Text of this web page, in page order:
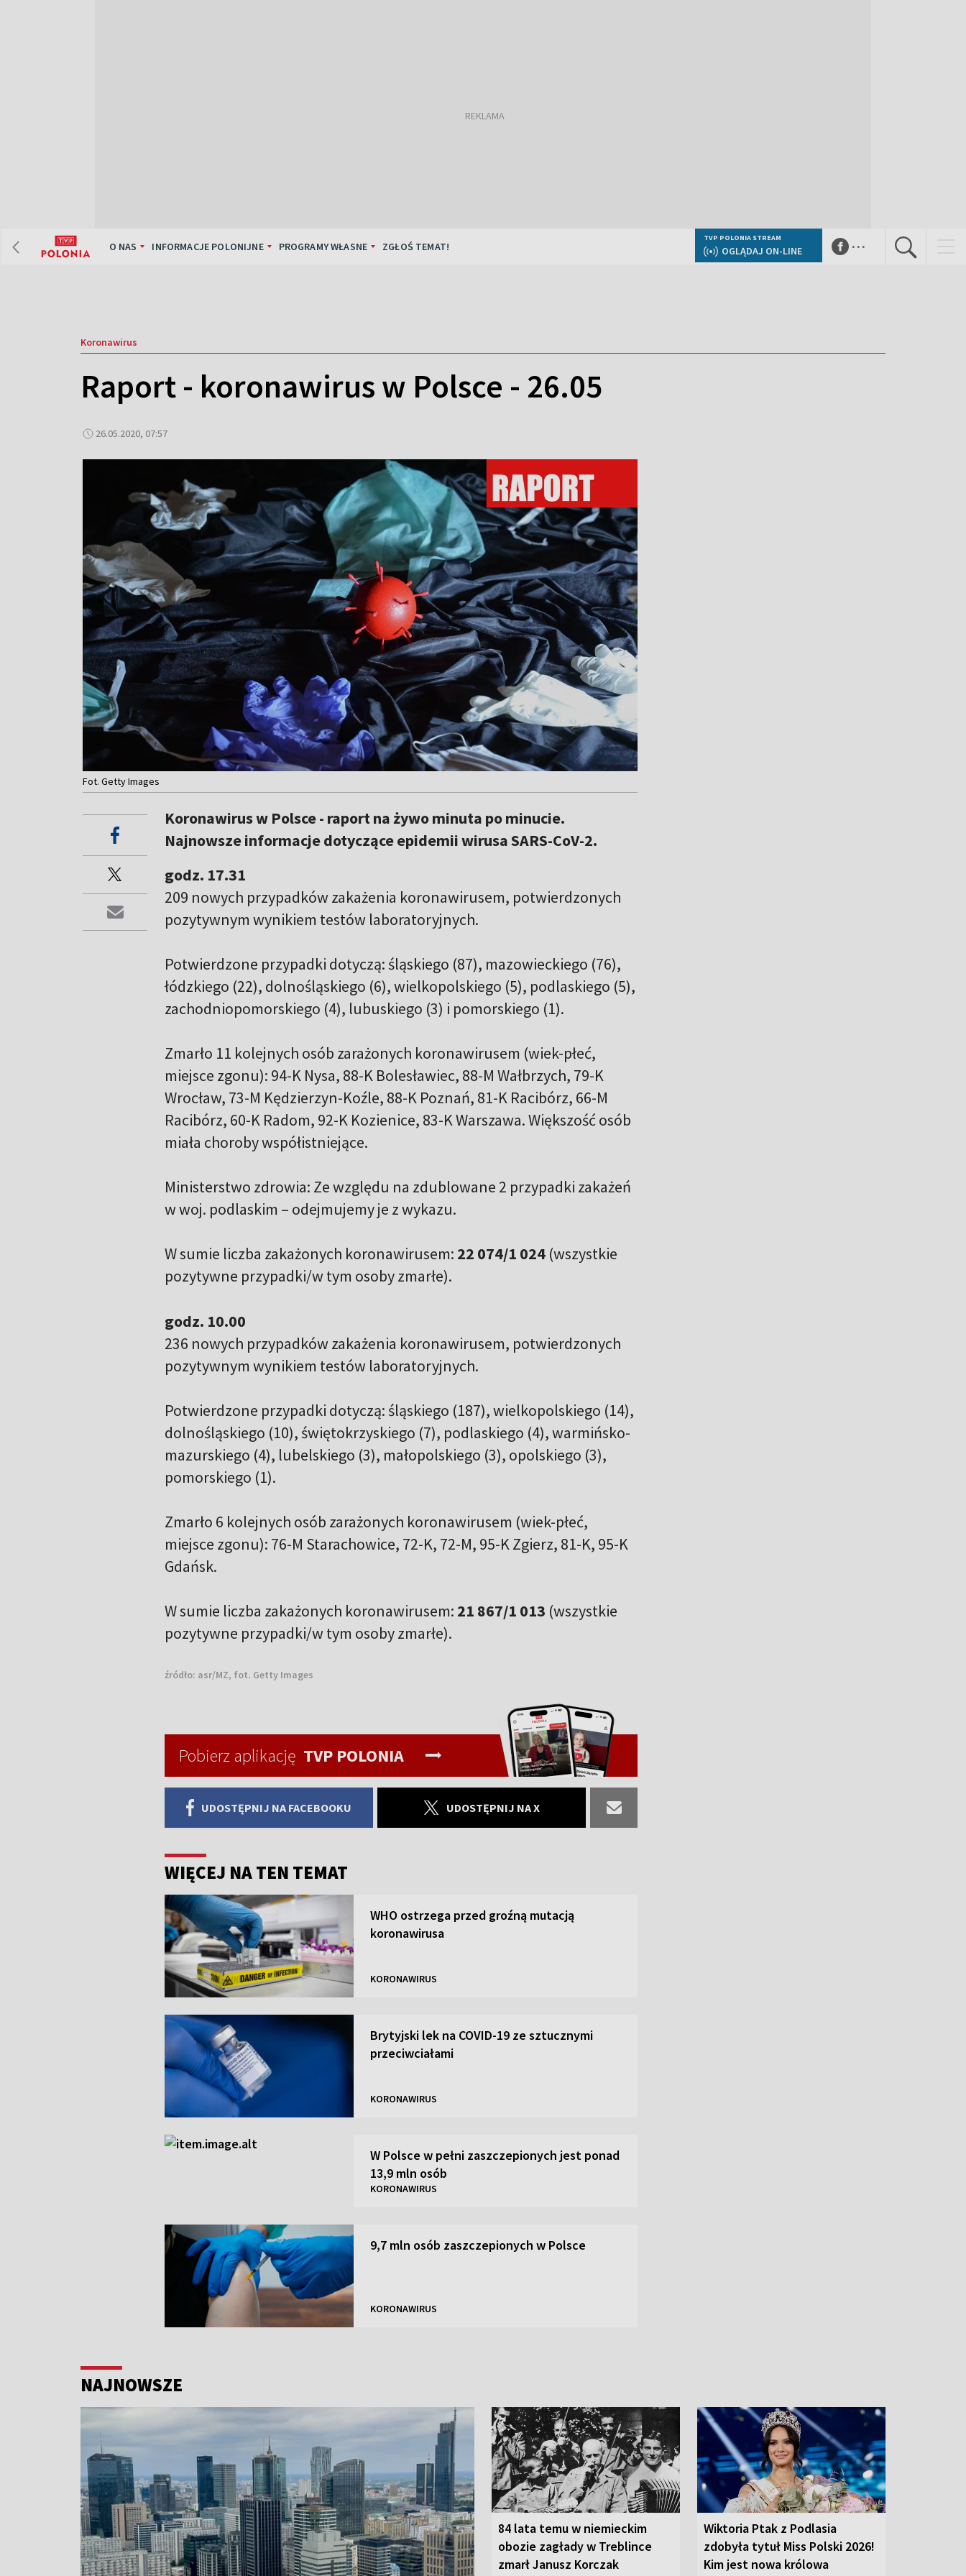
O NAS INFORMACJE POLONIJNE PROGRAMY WŁASNE ZGŁOŚ TEMAT!
TVP POLONIA STREAM
OGLĄDAJ ON-LINE ...
Koronawirus
Raport - koronawirus w Polsce - 26.05
26.05.2020, 07:57
Fot. Getty Images
Koronawirus w Polsce - raport na żywo minuta po minucie.
Najnowsze informacje dotyczące epidemii wirusa SARS-CoV-2.
godz. 17.31
209 nowych przypadków zakażenia koronawirusem, potwierdzonych
pozytywnym wynikiem testów laboratoryjnych.
Potwierdzone przypadki dotyczą: śląskiego (87), mazowieckiego (76),
łódzkiego (22), dolnośląskiego (6), wielkopolskiego (5), podlaskiego (5),
zachodniopomorskiego (4), lubuskiego (3) i pomorskiego (1).
Zmarło 11 kolejnych osób zarażonych koronawirusem (wiek-płeć,
miejsce zgonu): 94-K Nysa, 88-K Bolesławiec, 88-M Wałbrzych, 79-K
Wrocław, 73-M Kędzierzyn-Koźle, 88-K Poznań, 81-K Racibórz, 66-M
Racibórz, 60-K Radom, 92-K Kozienice, 83-K Warszawa. Większość osób
miała choroby współistniejące.
Ministerstwo zdrowia: Ze względu na zdublowane 2 przypadki zakażeń
w woj. podlaskim – odejmujemy je z wykazu.
W sumie liczba zakażonych koronawirusem: 22 074/1 024 (wszystkie
pozytywne przypadki/w tym osoby zmarłe).
godz. 10.00
236 nowych przypadków zakażenia koronawirusem, potwierdzonych
pozytywnym wynikiem testów laboratoryjnych.
Potwierdzone przypadki dotyczą: śląskiego (187), wielkopolskiego (14),
dolnośląskiego (10), świętokrzyskiego (7), podlaskiego (4), warmińsko-
mazurskiego (4), lubelskiego (3), małopolskiego (3), opolskiego (3),
pomorskiego (1).
Zmarło 6 kolejnych osób zarażonych koronawirusem (wiek-płeć,
miejsce zgonu): 76-M Starachowice, 72-K, 72-M, 95-K Zgierz, 81-K, 95-K
Gdańsk.
W sumie liczba zakażonych koronawirusem: 21 867/1 013 (wszystkie
pozytywne przypadki/w tym osoby zmarłe).
źródło: asr/MZ, fot. Getty Images
Pobierz aplikację TVP POLONIA
UDOSTĘPNIJ NA FACEBOOKU UDOSTĘPNIJ NA X
WIĘCEJ NA TEN TEMAT
WHO ostrzega przed groźną mutacją
koronawirusa
KORONAWIRUS
Brytyjski lek na COVID-19 ze sztucznymi
przeciwciałami
KORONAWIRUS
W Polsce w pełni zaszczepionych jest ponad
13,9 mln osób
KORONAWIRUS
9,7 mln osób zaszczepionych w Polsce
KORONAWIRUS
NAJNOWSZE
84 lata temu w niemieckim
obozie zagłady w Treblince
zmarł Janusz Korczak
Wiktoria Ptak z Podlasia
zdobyła tytuł Miss Polski 2026!
Kim jest nowa królowa